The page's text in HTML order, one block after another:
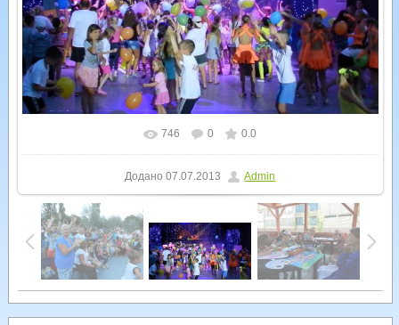
У реальному розмірі 1600x900
746 0 0.0
Додано 07.07.2013 Admin